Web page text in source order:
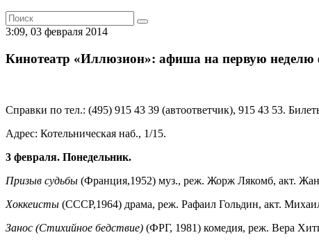
3:09, 03 февраля 2014
Кинотеатр «Иллюзион»: афиша на первую неделю
Справки по тел.: (495) 915 43 39 (автоответчик), 915 43 53.
Адрес: Котельническая наб., 1/15.
3 февраля. Понедельник.
Призыв судьбы (Франция,1952) муз., реж. Жорж Лякомб, акт.
Хоккеисты (СССР,1964) драма, реж. Рафаил Гольдин, акт.
Занос (Стихийное бедствие) (ФРГ, 1981) комедия, реж. Вера